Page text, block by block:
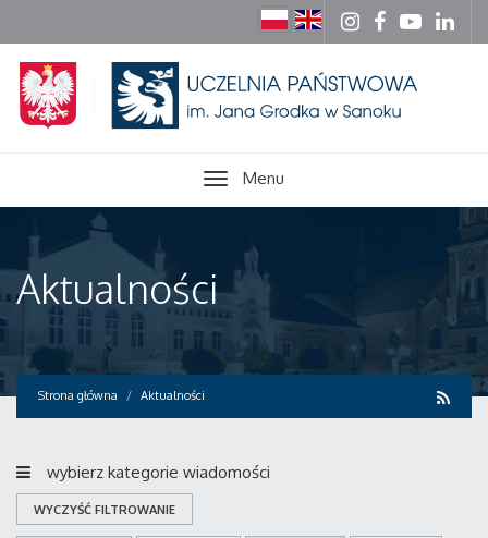
Menu
Aktualności
Strona główna Aktualności
wybierz kategorie wiadomości
WYCZYŚĆ FILTROWANIE